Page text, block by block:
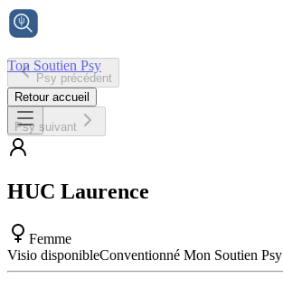
Ton Soutien Psy
Accueil
Psy précédent
Retour accueil
Psy suivant
HUC Laurence
Femme
Visio disponibleConventionné Mon Soutien Psy